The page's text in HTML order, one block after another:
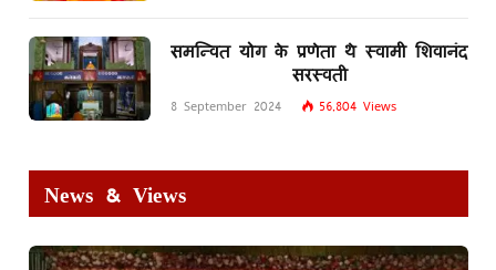
समन्वित योग के प्रणेता थे स्वामी शिवानंद
सरस्वती
8 September 2024 56,804 Views
News & Views